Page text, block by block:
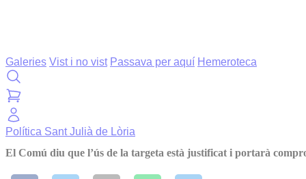
Galeries Vist i no vist Passava per aquí Hemeroteca
Política Sant Julià de Lòria
El Comú diu que l’ús de la targeta està justificat i portarà